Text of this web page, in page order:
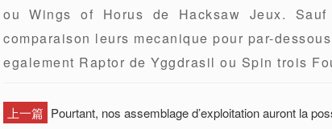
ou Wings of Horus de Hacksaw Jeux.
comparaison leurs mecanique pour par-
egalement Raptor de Yggdrasil ou Spin trois
上一篇 Pourtant, nos assemblage d’exploitation auront la